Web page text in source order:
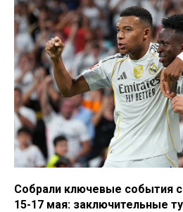
Собрали ключевые события
15-17 мая: заключительные